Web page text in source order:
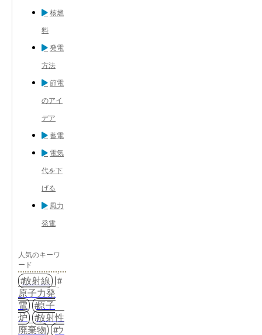
核燃
料
発電
方法
節電
のアイ
デア
蓄電
電気
代を下
げる
風力
発電
人気のキーワ
ード
放射線
原子力発
電
原子
炉
放射性
廃棄物
ウ